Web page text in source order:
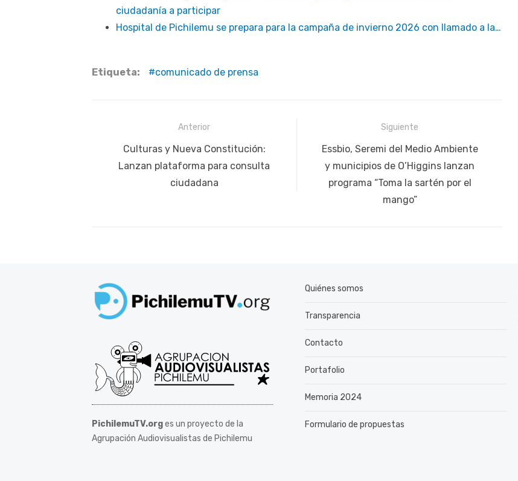
ciudadanía a participar
Hospital de Pichilemu se prepara para la campaña de invierno 2026 con llamado a la…
Etiqueta: comunicado de prensa
Navegación
entradas
Anterior
Publicación
anterior:
Culturas y Nueva Constitución:
Lanzan plataforma para consulta
ciudadana
Siguiente
Siguiente
publicación:
Essbio, Seremi del Medio Ambiente
y municipios de O’Higgins lanzan
programa “Toma la sartén por el
mango”
PichilemuTV.orges un proyecto de la
Agrupación Audiovisualistas de Pichilemu
Quiénes somos
Transparencia
Contacto
Portafolio
Memoria 2024
Formulario de propuestas